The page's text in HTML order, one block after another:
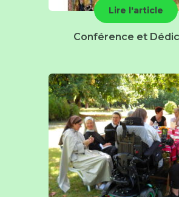
Lire l'article
Conférence et